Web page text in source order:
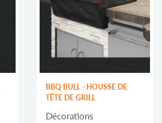
BBQ BULL - HOUSSE DE
TÊTE DE GRILL
Décorations